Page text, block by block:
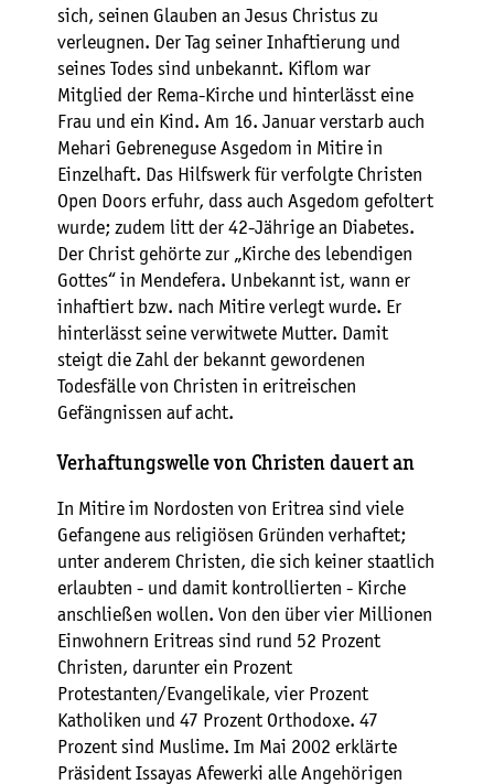
sich, seinen Glauben an Jesus Christus zu
verleugnen. Der Tag seiner Inhaftierung und
seines Todes sind unbekannt. Kiflom war
Mitglied der Rema-Kirche und hinterlässt eine
Frau und ein Kind. Am 16. Januar verstarb auch
Mehari Gebreneguse Asgedom in Mitire in
Einzelhaft. Das Hilfswerk für verfolgte Christen
Open Doors erfuhr, dass auch Asgedom gefoltert
wurde; zudem litt der 42-Jährige an Diabetes.
Der Christ gehörte zur „Kirche des lebendigen
Gottes“ in Mendefera. Unbekannt ist, wann er
inhaftiert bzw. nach Mitire verlegt wurde. Er
hinterlässt seine verwitwete Mutter. Damit
steigt die Zahl der bekannt gewordenen
Todesfälle von Christen in eritreischen
Gefängnissen auf acht.
Verhaftungswelle von Christen dauert an
In Mitire im Nordosten von Eritrea sind viele
Gefangene aus religiösen Gründen verhaftet;
unter anderem Christen, die sich keiner staatlich
erlaubten - und damit kontrollierten - Kirche
anschließen wollen. Von den über vier Millionen
Einwohnern Eritreas sind rund 52 Prozent
Christen, darunter ein Prozent
Protestanten/Evangelikale, vier Prozent
Katholiken und 47 Prozent Orthodoxe. 47
Prozent sind Muslime. Im Mai 2002 erklärte
Präsident Issayas Afewerki alle Angehörigen